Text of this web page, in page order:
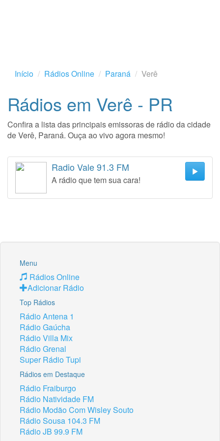
Início Rádios Online Paraná Verê
Rádios em Verê - PR
Confira a lista das principais emissoras de rádio da cidade
de Verê, Paraná. Ouça ao vivo agora mesmo!
Radio Vale 91.3 FM
A rádio que tem sua cara!
Menu
Rádios Online
Adicionar Rádio
Top Rádios
Rádio Antena 1
Rádio Gaúcha
Rádio Villa Mix
Rádio Grenal
Super Rádio Tupi
Rádios em Destaque
Rádio Fraiburgo
Rádio Natividade FM
Rádio Modão Com Wisley Souto
Rádio Sousa 104.3 FM
Rádio JB 99.9 FM